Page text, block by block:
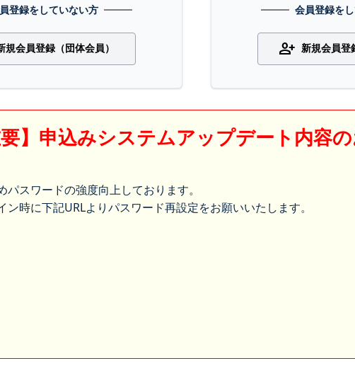
登録をしていない方
規会員登録（団体会員）
会員登録を
person_add 新規会員登
要】申込みシステムアップデート内容
スワードの強度向上しております。
時に下記URLよりパスワード再設定をお願いいたします。